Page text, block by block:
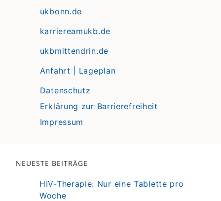
ukbonn.de
karriereamukb.de
ukbmittendrin.de
Anfahrt | Lageplan
Datenschutz
Erklärung zur Barrierefreiheit
Impressum
NEUESTE BEITRÄGE
HIV-Therapie: Nur eine Tablette pro
Woche